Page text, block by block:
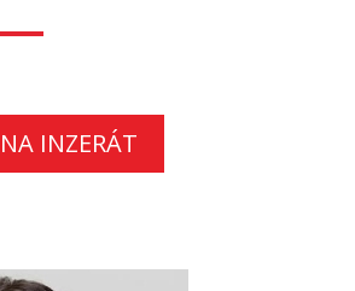
INZERÁT